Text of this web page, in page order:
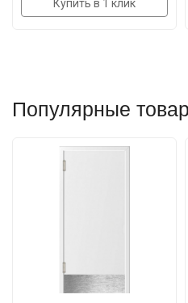
Купить в 1 клик
Популярные